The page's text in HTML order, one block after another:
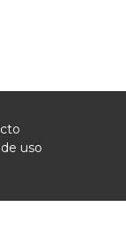
uso